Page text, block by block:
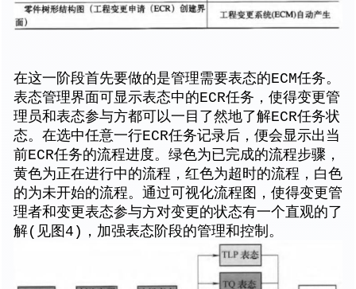
在这一阶段首先要做的是管理需要表态的ECM任务。
表态管理界面可显示表态中的ECR任务，使得变更管
理员和表态参与方都可以一目了然地了解ECR任务状
态。在选中任意一行ECR任务记录后，便会显示出当
前ECR任务的流程进度。绿色为已完成的流程步骤，
黄色为正在进行中的流程，红色为超时的流程，白色
的为未开始的流程。通过可视化流程图，使得变更管
理者和变更表态参与方对变更的状态有一个直观的了
解(见图4)，加强表态阶段的管理和控制。